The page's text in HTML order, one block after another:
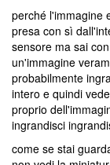
perché l'immagine
presa con sì
sensore ma sai
un'immagine
probabilmente
intero e quindi
proprio
ingrandisci
come se stai